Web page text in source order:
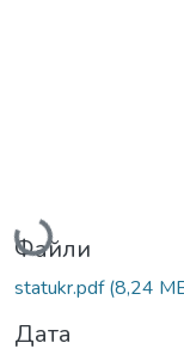
Вантажиться...
Файли
statukr.pdf(8,24
Дата